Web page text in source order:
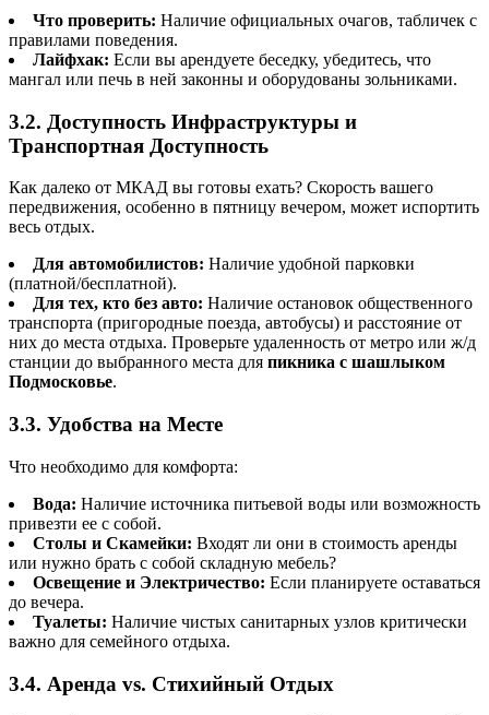
Что проверить: Наличие официальных очагов, табличек с
правилами поведения.
Лайфхак: Если вы арендуете беседку, убедитесь, что
мангал или печь в ней законны и оборудованы зольниками.
3.2. Доступность Инфраструктуры и
Транспортная Доступность
Как далеко от МКАД вы готовы ехать? Скорость вашего
передвижения, особенно в пятницу вечером, может испортить
весь отдых.
Для автомобилистов: Наличие удобной парковки
(платной/бесплатной).
Для тех, кто без авто: Наличие остановок общественного
транспорта (пригородные поезда, автобусы) и расстояние от
них до места отдыха. Проверьте удаленность от метро или ж/д
станции до выбранного места для пикника с шашлыком
Подмосковье.
3.3. Удобства на Месте
Что необходимо для комфорта:
Вода: Наличие источника питьевой воды или возможность
привезти ее с собой.
Столы и Скамейки: Входят ли они в стоимость аренды
или нужно брать с собой складную мебель?
Освещение и Электричество: Если планируете оставаться
до вечера.
Туалеты: Наличие чистых санитарных узлов критически
важно для семейного отдыха.
3.4. Аренда vs. Стихийный Отдых